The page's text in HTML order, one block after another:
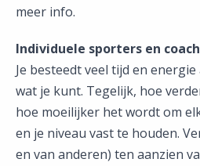
meer info.
Individuele sporters en
Je besteedt veel tijd en
wat je kunt. Tegelijk, hoe
hoe moeilijker het wordt om
en je niveau vast te houden.
en van anderen) ten aanzien